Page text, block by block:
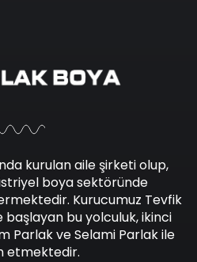
kurulan aile şirketi olup,
boya sektöründe
Kurucumuz Tevfik
başlayan bu yolculuk, ikinci
Parlak ve Selami Parlak ile
etmektedir.